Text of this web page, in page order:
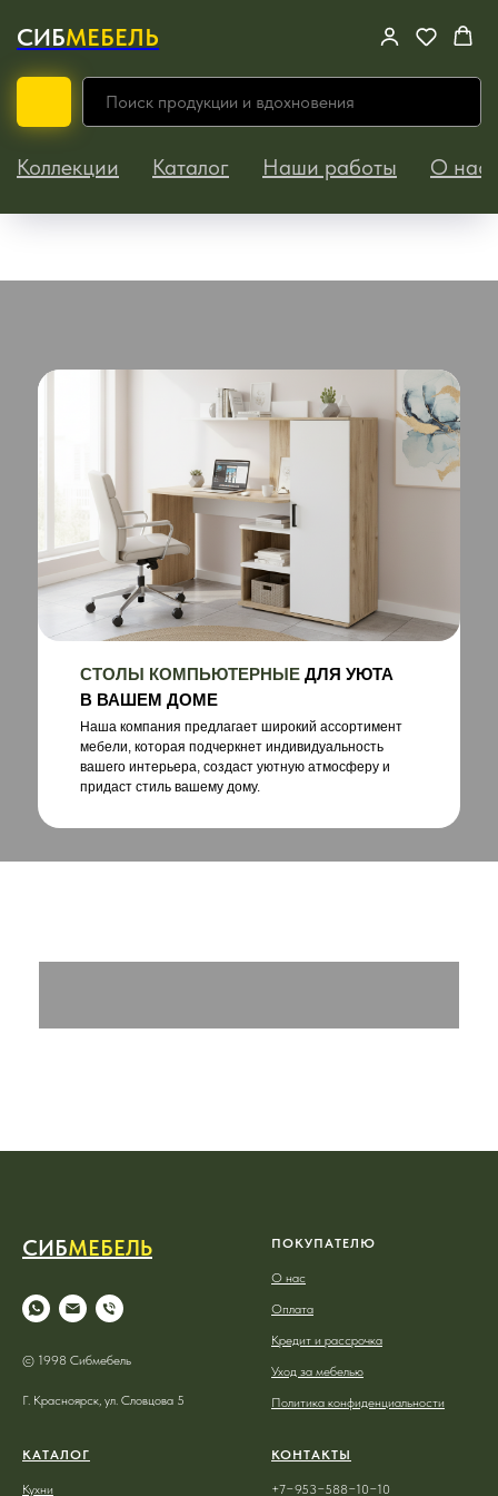
СИБМЕБЕЛЬ
Коллекции Каталог Наши работы О нас
СТОЛЫ КОМПЬЮТЕРНЫЕ ДЛЯ УЮТА
В ВАШЕМ ДОМЕ
Наша компания предлагает широкий ассортимент
мебели, которая подчеркнет индивидуальность
вашего интерьера, создаст уютную атмосферу и
придаст стиль вашему дому.
СИБМЕБЕЛЬ
© 1998 Сибмебель
Г. Красноярск, ул. Словцова 5
ПОКУПАТЕЛЮ
О нас
Оплата
Кредит и рассрочка
Уход за мебелью
Политика конфиденциальности
КАТАЛОГ
Кухни
КОНТАКТЫ
+7−953−588−10−10